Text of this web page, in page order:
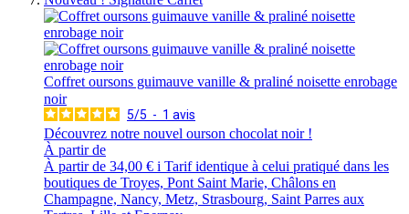
Coffret oursons guimauve vanille & praliné noisette enrobage
noir
5/5 - 1 avis
Découvrez notre nouvel ourson chocolat noir !
À partir de
À partir de 34,00 € i Tarif identique à celui pratiqué dans les
boutiques de Troyes, Pont Saint Marie, Châlons en
Champagne, Nancy, Metz, Strasbourg, Saint Parres aux